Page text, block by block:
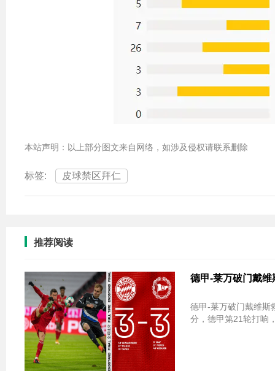
本站声明：以上部分图文来自网络，如涉及侵权请联系删除
标签: 皮球禁区拜仁
推荐阅读
德甲-莱万破门戴
德甲-莱万破门戴维斯救主 拜
分，德甲第21轮打响